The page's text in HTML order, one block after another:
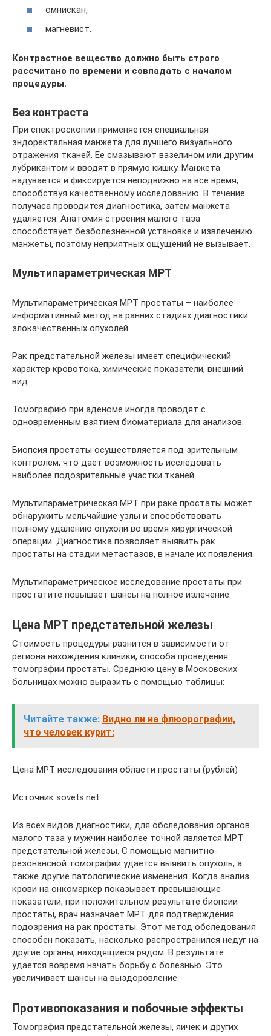
омнискан,
магневист.
Контрастное вещество должно быть строго
рассчитано по времени и совпадать с началом
процедуры.
Без контраста
При спектроскопии применяется специальная
эндоректальная манжета для лучшего визуального
отражения тканей. Ее смазывают вазелином или другим
лубрикантом и вводят в прямую кишку. Манжета
надувается и фиксируется неподвижно на все время,
способствуя качественному исследованию. В течение
получаса проводится диагностика, затем манжета
удаляется. Анатомия строения малого таза
способствует безболезненной установке и извлечению
манжеты, поэтому неприятных ощущений не вызывает.
Мультипараметрическая МРТ
Мультипараметрическая МРТ простаты – наиболее
информативный метод на ранних стадиях диагностики
злокачественных опухолей.
Рак предстательной железы имеет специфический
характер кровотока, химические показатели, внешний
вид.
Томографию при аденоме иногда проводят с
одновременным взятием биоматериала для анализов.
Биопсия простаты осуществляется под зрительным
контролем, что дает возможность исследовать
наиболее подозрительные участки тканей.
Мультипараметрическая МРТ при раке простаты может
обнаружить мельчайшие узлы и способствовать
полному удалению опухоли во время хирургической
операции. Диагностика позволяет выявить рак
простаты на стадии метастазов, в начале их появления.
Мультипараметрическое исследование простаты при
простатите повышает шансы на полное излечение.
Цена МРТ предстательной железы
Стоимость процедуры разнится в зависимости от
региона нахождения клиники, способа проведения
томографии простаты. Среднюю цену в Московских
больницах можно выразить с помощью таблицы:
Читайте также: Видно ли на флюорографии,
что человек курит:
Цена МРТ исследования области простаты (рублей)
Источник sovets.net
Из всех видов диагностики, для обследования органов
малого таза у мужчин наиболее точной является МРТ
предстательной железы. С помощью магнитно-
резонансной томографии удается выявить опухоль, а
также другие патологические изменения. Когда анализ
крови на онкомаркер показывает превышающие
показатели, при положительном результате биопсии
простаты, врач назначает МРТ для подтверждения
подозрения на рак простаты. Этот метод обследования
способен показать, насколько распространился недуг на
другие органы, находящиеся рядом. В результате
удается вовремя начать борьбу с болезнью. Это
увеличивает шансы на выздоровление.
Противопоказания и побочные эффекты
Томография предстательной железы, яичек и других